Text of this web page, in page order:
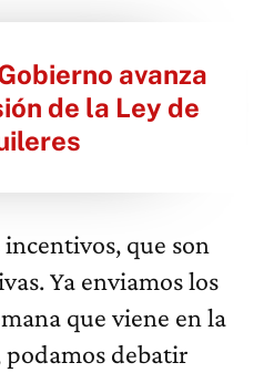
avanza
de la Ley de
que son
Ya enviamos los
que viene en la
debatir